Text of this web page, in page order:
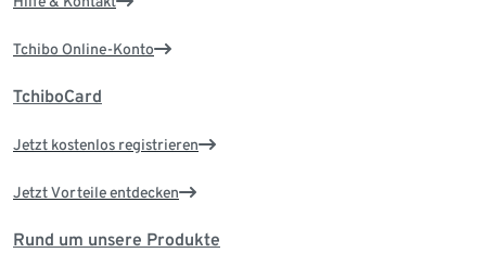
Tchibo Online-Konto
TchiboCard
Jetzt kostenlos registrieren
Jetzt Vorteile entdecken
Rund um unsere Produkte